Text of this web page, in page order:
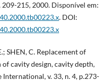
209-215, 2000. Disponível em:
. DOI:
SHEN, C. Replacement of
cavity design, cavity depth,
v. 33, n. 4, p.273-